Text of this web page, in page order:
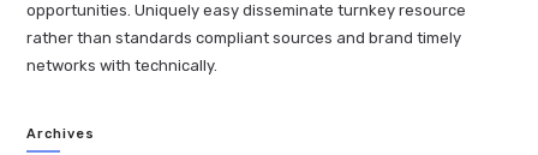
opportunities. Uniquely easy disseminate turnkey resource
rather than standards compliant sources and brand timely
networks with technically.
Archives